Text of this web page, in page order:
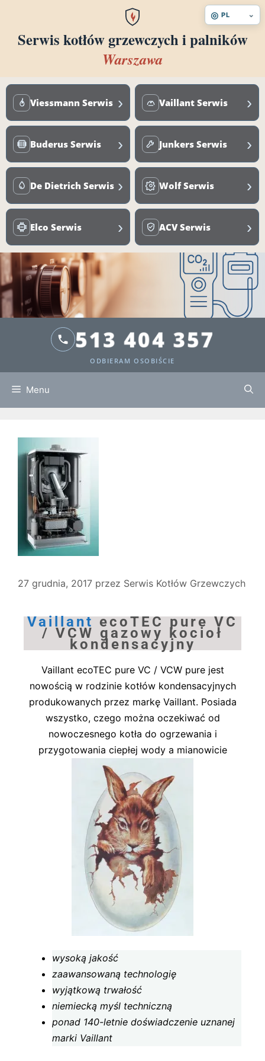
Serwis kotłów grzewczych i palników
Warszawa
Viessmann Serwis › Vaillant Serwis ›
Buderus Serwis › Junkers Serwis ›
De Dietrich Serwis › Wolf Serwis ›
Elco Serwis › ACV Serwis ›
513 404 357
ODBIERAM OSOBIŚCIE
◎ PL ⌄
Menu
27 grudnia, 2017 przez Serwis Kotłów Grzewczych
VaillantecoTEC pure VC
/ VCW gazowy kocioł
kondensacyjny
Vaillant ecoTEC pure VC / VCW pure jest
nowością w rodzinie kotłów kondensacyjnych
produkowanych przez markę Vaillant. Posiada
wszystko, czego można oczekiwać od
nowoczesnego kotła do ogrzewania i
przygotowania ciepłej wody a mianowicie
wysoką jakość
zaawansowaną technologię
wyjątkową trwałość
niemiecką myśl techniczną
ponad 140-letnie doświadczenie uznanej
marki Vaillant